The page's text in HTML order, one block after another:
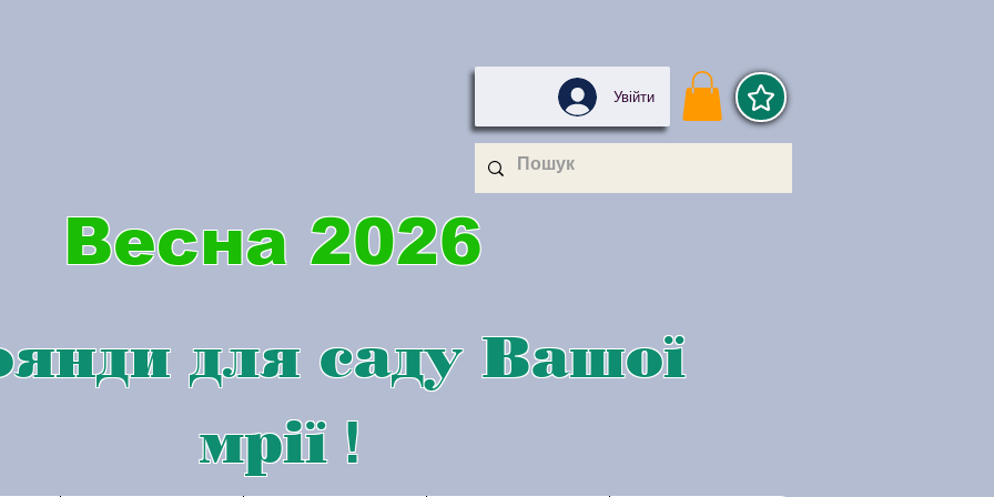
Увійти
Весна 2026
для саду Вашої
мрії!